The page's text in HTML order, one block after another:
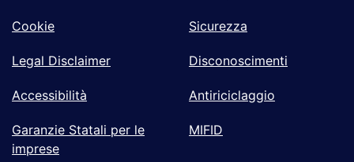
Cookie Sicurezza
Legal Disclaimer Disconoscimenti
Accessibilità Antiriciclaggio
Garanzie Statali per le
imprese
MIFID